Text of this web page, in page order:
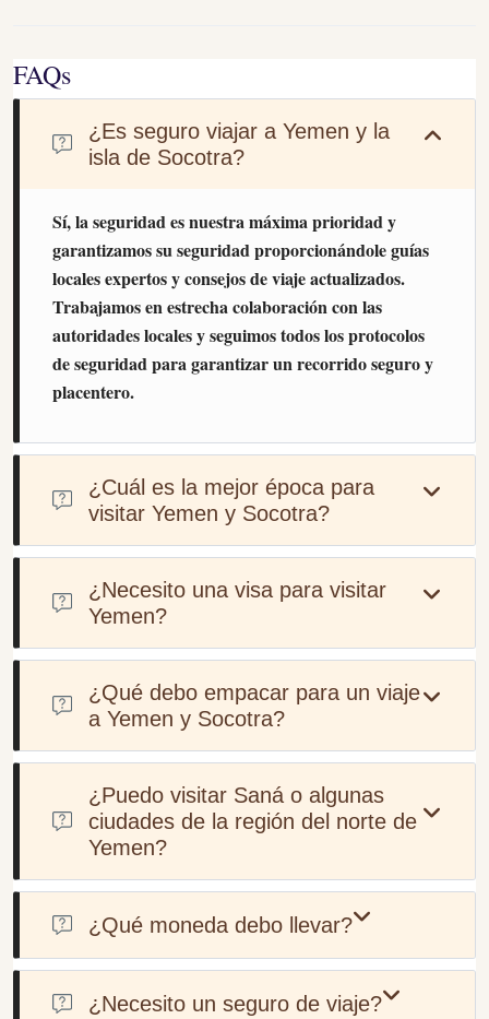
FAQs
¿Es seguro viajar a Yemen y la
isla de Socotra?
Sí, la seguridad es nuestra máxima prioridad y
garantizamos su seguridad proporcionándole guías
locales expertos y consejos de viaje actualizados.
Trabajamos en estrecha colaboración con las
autoridades locales y seguimos todos los protocolos
de seguridad para garantizar un recorrido seguro y
placentero.
¿Cuál es la mejor época para
visitar Yemen y Socotra?
La mejor época para visitarlo es entre octubre y abril,
cuando el clima es más suave y cómodo para visitar los sitios
históricos de Yemen y la belleza natural de la isla de Socotra.
¿Necesito una visa para visitar
Yemen?
Sí, Yemen requiere que la mayoría de los visitantes obtengan
una visa antes de ingresar al país.
¿Qué debo empacar para un viaje
a Yemen y Socotra?
Recomendamos llevar ropa ligera y transpirable, calzado
resistente para caminar, protector solar y un sombrero. Si
visita Socotra, no olvide el traje de baño para las playas y una
cámara para capturar los paisajes únicos.
¿Puedo visitar Saná o algunas
ciudades de la región del norte de
Yemen?
Lamentablemente, Saná aún no está abierta y no es segura
para los turistas que la visitan.
¿Qué moneda debo llevar?
El dólar estadounidense en efectivo es el más aceptado. Cabe
destacar que Yemen es una sociedad que se rige por el
¿Necesito un seguro de viaje?